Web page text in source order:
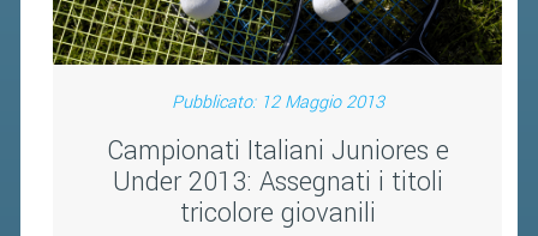
Pubblicato: 12 Maggio 2013
Campionati Italiani Juniores e
Under 2013: Assegnati i titoli
tricolore giovanili
RIVISTA BADMANIA
2026
2024
2023